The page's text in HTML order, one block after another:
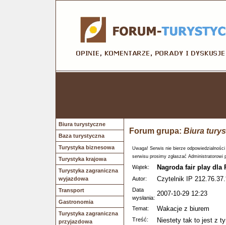
Biura turystyczne
Baza turystyczna
Turystyka biznesowa
Turystyka krajowa
Turystyka zagraniczna
wyjazdowa
Transport
Gastronomia
Turystyka zagraniczna
przyjazdowa
Forum grupa: Biura
Uwaga! Serwis nie bierze
serwisu prosimy zgłaszać Administratorowi
Wątek: Nagroda fair play dla
Autor: Czytelnik IP
Data
wysłania:
2007-10-29 12:23
Temat: Wakacje z biurem
Treść:
Niestety tak to jest z